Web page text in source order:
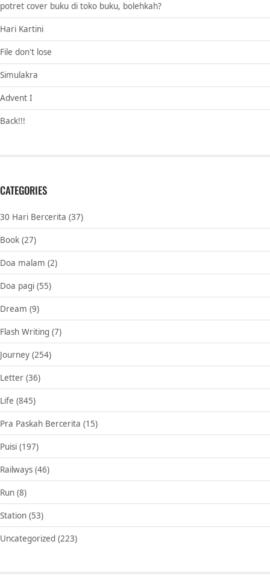
potret cover buku di toko buku, bolehkah?
Hari Kartini
File don't lose
Simulakra
Advent I
Back!!!
CATEGORIES
30 Hari Bercerita (37)
Book (27)
Doa malam (2)
Doa pagi (55)
Dream (9)
Flash Writing (7)
Journey (254)
Letter (36)
Life (845)
Pra Paskah Bercerita (15)
Puisi (197)
Railways (46)
Run (8)
Station (53)
Uncategorized (223)